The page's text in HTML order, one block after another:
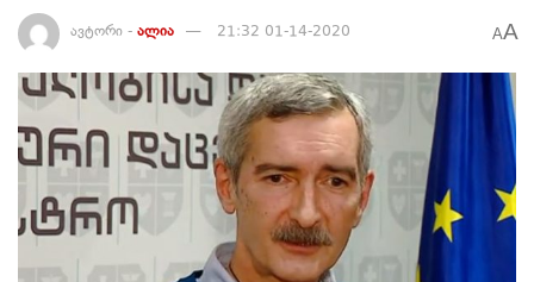
ავტორი - ალია 21:32 01-14-2020 AA